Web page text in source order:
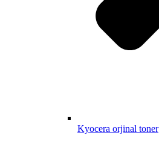
Kyocera orjinal toner